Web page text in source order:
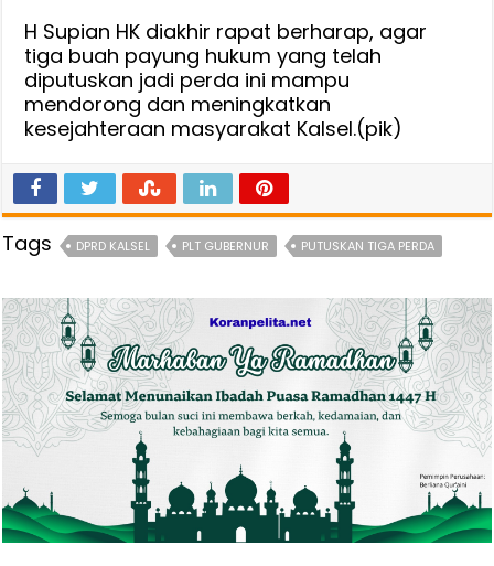
H Supian HK diakhir rapat berharap, agar
tiga buah payung hukum yang telah
diputuskan jadi perda ini mampu
mendorong dan meningkatkan
kesejahteraan masyarakat Kalsel.(pik)
Tags DPRD KALSEL PLT GUBERNUR PUTUSKAN TIGA PERDA